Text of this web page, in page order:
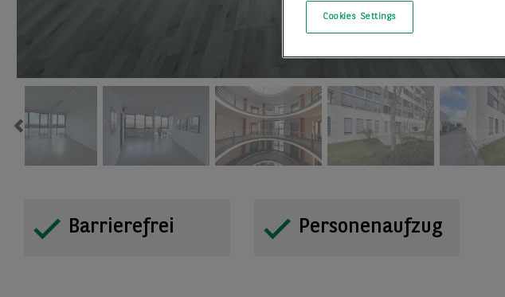
Previous
Barrierefrei Personenaufzug
Cookies Settings